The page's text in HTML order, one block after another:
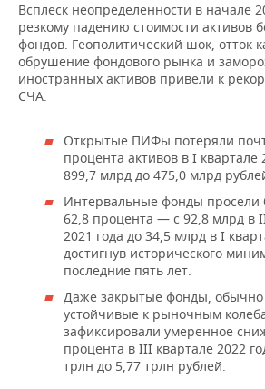
Всплеск неопределенности в начале
резкому падению стоимости активов
фондов. Геополитический шок, отток
обрушение фондового рынка и
иностранных активов привели к
СЧА:
Открытые ПИФы потеряли
процента активов в I квартале
899,7 млрд до 475,0 млрд
Интервальные фонды просели
62,8 процента — с 92,8 млрд в
2021 года до 34,5 млрд в I
достигнув исторического
последние пять лет.
Даже закрытые фонды, обычно
устойчивые к рыночным
зафиксировали умеренное
процента в III квартале 2022
трлн до 5,77 трлн рублей.